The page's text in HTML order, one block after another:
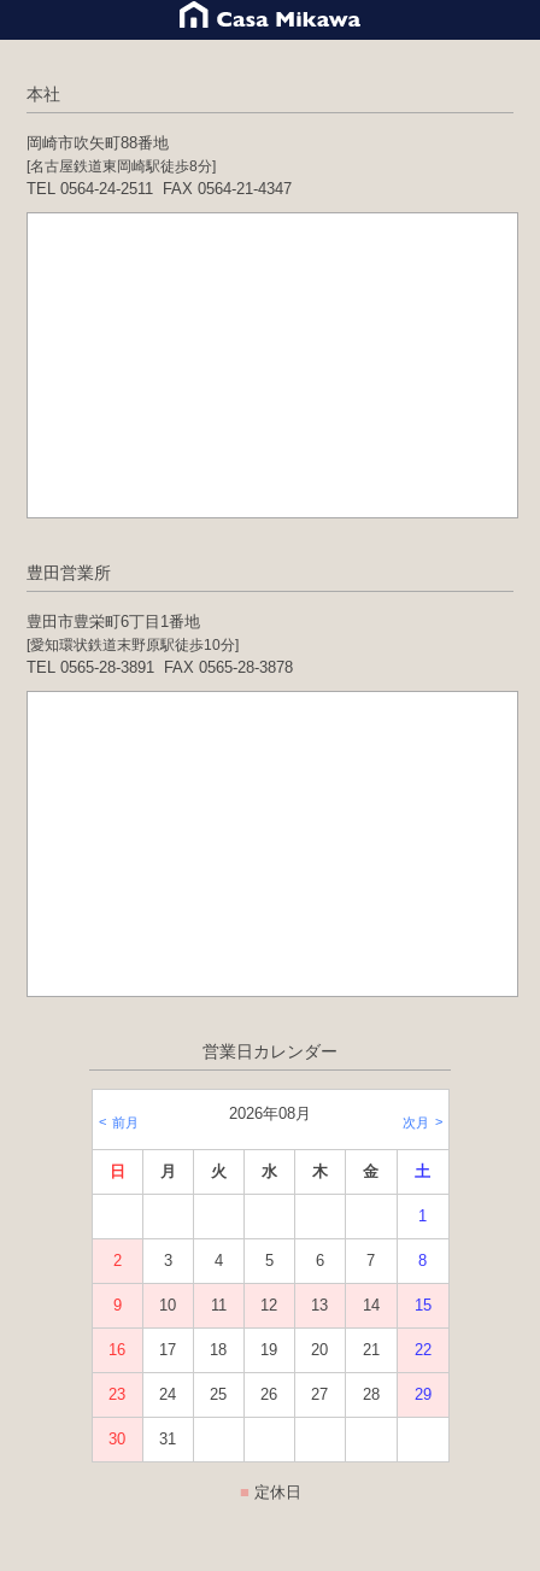
本社
岡崎市吹矢町88番地
[名古屋鉄道東岡崎駅徒歩8分]
TEL 0564-24-2511 FAX 0564-21-4347
豊田営業所
豊田市豊栄町6丁目1番地
[愛知環状鉄道末野原駅徒歩10分]
TEL 0565-28-3891 FAX 0565-28-3878
営業日カレンダー
2026年08月
前月 次月
日 月 火 水 木 金 土
1
2 3 4 5 6 7 8
9 10 11 12 13 14 15
16 17 18 19 20 21 22
23 24 25 26 27 28 29
30 31
定休日